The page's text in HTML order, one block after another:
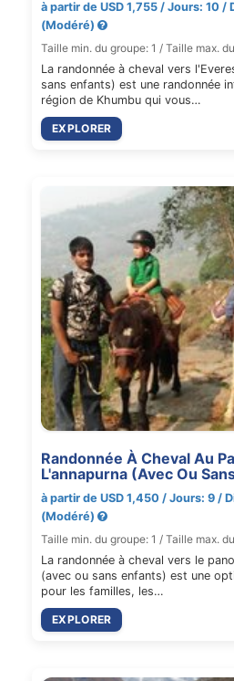
à partir de USD 1,755 / Jours: 10 /
(Modéré)
Taille min. du groupe: 1 / Taille max.
La randonnée à cheval vers
sans enfants) est une randonnée
région de Khumbu qui vous…
EXPLORER
Randonnée À Cheval Au
L'annapurna (Avec Ou
à partir de USD 1,450 / Jours: 9 /
(Modéré)
Taille min. du groupe: 1 / Taille max.
La randonnée à cheval vers le
(avec ou sans enfants) est une
pour les familles, les…
EXPLORER